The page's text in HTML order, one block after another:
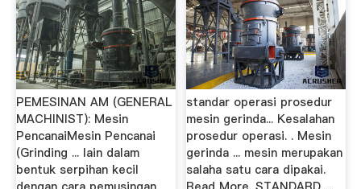
PEMESINAN AM (GENERAL
MACHINIST): Mesin
PencanaiMesin Pencanai
(Grinding ... lain dalam
bentuk serpihan kecil
standar operasi prosedur
mesin gerinda... Kesalahan
prosedur operasi. . Mesin
gerinda ... mesin merupakan
salaha satu cara dipakai.